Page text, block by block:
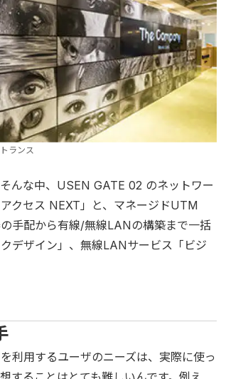
ランス
んな中、USEN GATE 02 のネットワー
クセス NEXT」と、マネージドUTM
手配から有線/無線LANの構築まで一括
デザイン」、無線LANサービス「ビジ
利用するユーザのニーズは、実際に使っ